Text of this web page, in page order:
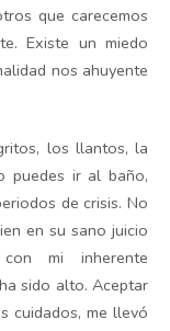
que carecemos
Existe un miedo
nos ahuyente
los llantos, la
puedes ir al baño,
de crisis. No
en su sano juicio
mi inherente
sido alto. Aceptar
cuidados, me llevó